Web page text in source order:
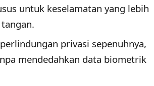
untuk keselamatan yang lebih
privasi sepenuhnya,
mendedahkan data biometrik